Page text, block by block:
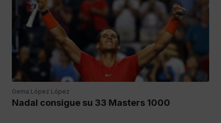
Gema López López
Nadal consigue su 33 Masters 1000